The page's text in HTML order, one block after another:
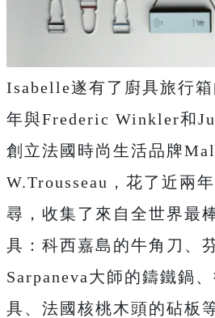
Isabelle遂有了廚具旅行
年與Frederic Winkler和
創立法國時尚生活品牌
W.Trousseau，花了近兩
尋，收集了來自全世界最
具：科西嘉島的牛角刀、
Sarpaneva大師的鑄鐵鍋
具、法國核桃木頭的砧板